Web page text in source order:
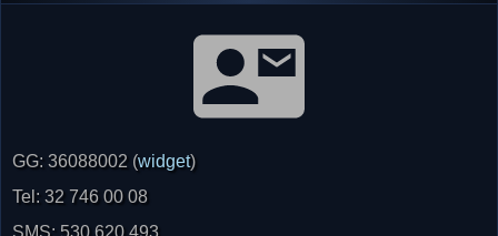
)
Tel: 32 746 00 08
SMS: 530 620 493
radio@paranormalium.pl